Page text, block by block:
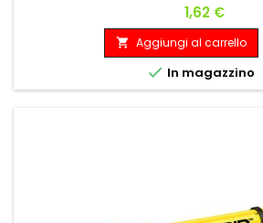
Prezzo
1,62 €
 Aggiungi al carrello
 In magazzino